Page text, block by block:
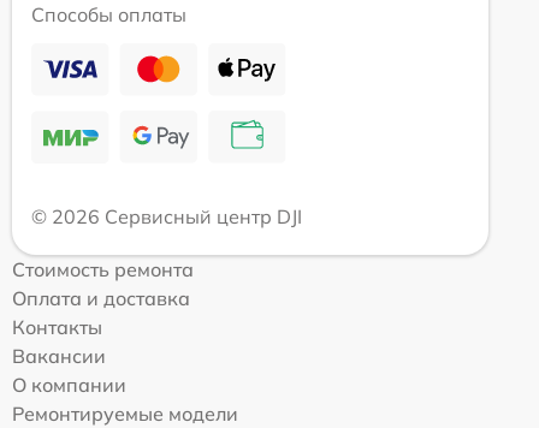
Способы оплаты
© 2026 Сервисный центр DJI
Стоимость ремонта
Оплата и доставка
Контакты
Вакансии
О компании
Ремонтируемые модели